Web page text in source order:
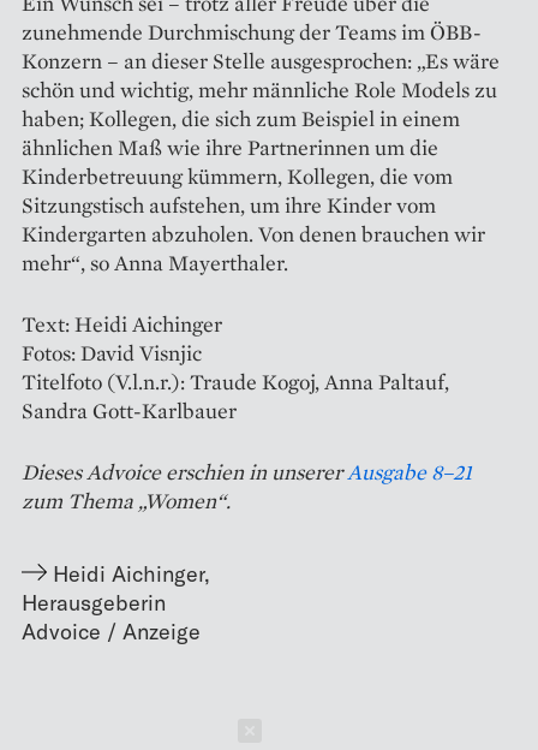
zunehmende Durch­mischung der Teams im ÖBB-
Konzern – an dieser Stelle ausge­sprochen: „Es wäre
schön und wichtig, mehr männliche Role Models zu
haben; Kollegen, die sich zum Beispiel in einem
ähnlichen Maß wie ihre Partner­innen um die
Kinderbetreuung kümmern, Kollegen, die vom
Sitzungs­tisch aufstehen, um ihre Kinder vom
Kindergarten abzuholen. Von denen brauchen wir
mehr“, so Anna Mayerthaler.
Text: Heidi Aichinger
Fotos: David Visnjic
Titelfoto (V.l.n.r.): Traude Kogoj, Anna Paltauf,
Sandra Gott-Karlbauer
Dieses Advoice erschien in unsererAusgabe 8–21
zum Thema „Women“.
Heidi Aichinger,
Herausgeberin